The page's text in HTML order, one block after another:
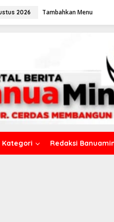
2026 Tambahkan Menu
Kategori Redaksi